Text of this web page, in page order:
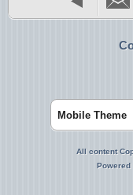
Mobile Theme
All content
Powered